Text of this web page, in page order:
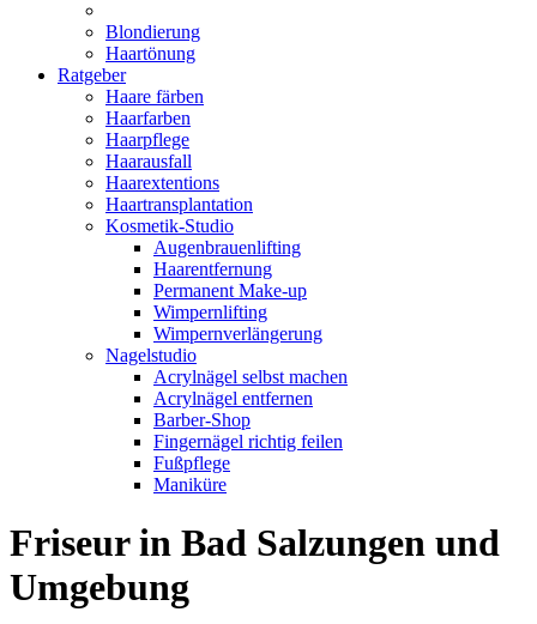
Blondierung
Haartönung
Ratgeber
Haare färben
Haarfarben
Haarpflege
Haarausfall
Haarextentions
Haartransplantation
Kosmetik-Studio
Augenbrauenlifting
Haarentfernung
Permanent Make-up
Wimpernlifting
Wimpernverlängerung
Nagelstudio
Acrylnägel selbst machen
Acrylnägel entfernen
Barber-Shop
Fingernägel richtig feilen
Fußpflege
Maniküre
Friseur in Bad Salzungen und
Umgebung